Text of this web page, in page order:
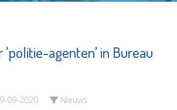
'politie-agenten' in Bureau
09-2020 Nieuws